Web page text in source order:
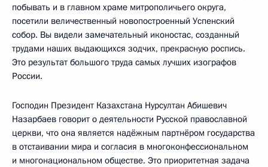
побывать и в главном храме митрополичьего округа,
посетили величественный новопостроенный Успенский
собор. Вы видели замечательный иконостас, созданный
трудами наших выдающихся зодчих, прекрасную роспись.
Это результат большого труда самых лучших изографов
России.
Господин Президент Казахстана Нурсултан Абишевич
Назарбаев говорит о деятельности Русской православной
церкви, что она является надёжным партнёром государства
в отстаивании мира и согласия в многоконфессиональном
и многонациональном обществе. Это приоритетная задача